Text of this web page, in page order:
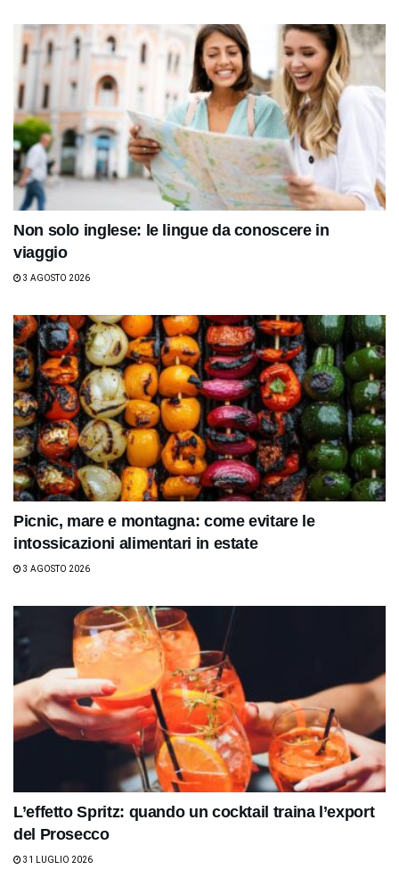
Non solo inglese: le lingue da conoscere in
viaggio
3 AGOSTO 2026
Picnic, mare e montagna: come evitare le
intossicazioni alimentari in estate
3 AGOSTO 2026
L’effetto Spritz: quando un cocktail traina l’export
del Prosecco
31 LUGLIO 2026